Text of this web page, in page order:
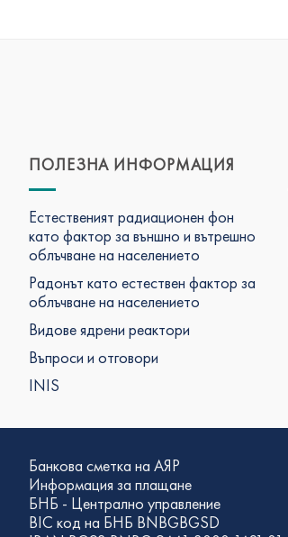
ПОЛЕЗНА ИНФОРМАЦИЯ
Естественият радиационен фон
като фактор за външно и вътрешно
облъчване на населението
Радонът като естествен фактор за
облъчване на населението
Видове ядрени реактори
Въпроси и отговори
INIS
Банкова сметка на АЯР
Информация за плащане
БНБ - Централно управление
BIC код на БНБ BNBGBGSD